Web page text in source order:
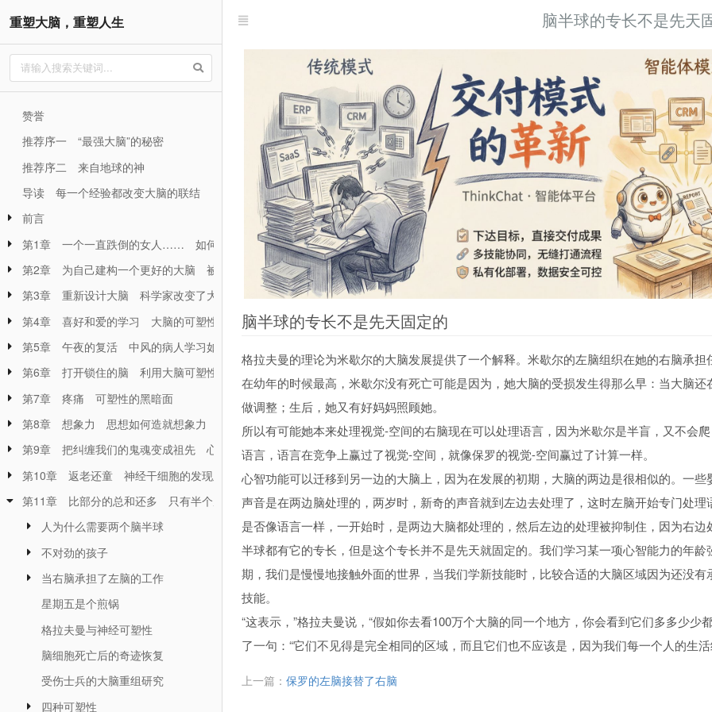
重塑大脑，重塑人生
赞誉
推荐序一 “最强大脑”的秘密
推荐序二 来自地球的神
导读 每一个经验都改变大脑的联结
前言
第1章 一个一直跌倒的女人…… 如何因为人类感官有可塑性的发现而得救
第2章 为自己建构一个更好的大脑 被贴上『智障』标签的女人如何自我疗愈
第3章 重新设计大脑 科学家改变了大脑的知觉、记忆、思考和学习
第4章 喜好和爱的学习 大脑的可塑性教导我们对性的吸引力和爱
第5章 午夜的复活 中风的病人学习如何行动与说话
第6章 打开锁住的脑 利用大脑可塑性停止忧虑、偏执想法、强迫性行为和坏习惯
第7章 疼痛 可塑性的黑暗面
第8章 想象力 思想如何造就想象力
第9章 把纠缠我们的鬼魂变成祖先 心理分析是神经可塑性的疗法
第10章 返老还童 神经干细胞的发现及如何永保大脑的功能
第11章 比部分的总和还多 只有半个脑也可以拥有完整人生的女人
人为什么需要两个脑半球
不对劲的孩子
当右脑承担了左脑的工作
星期五是个煎锅
格拉夫曼与神经可塑性
脑细胞死亡后的奇迹恢复
受伤士兵的大脑重组研究
四种可塑性
脑半球的专长不是先天
脑半球的专长不是先天固定的
格拉夫曼的理论为米歇尔的大脑发展提供了一个解释。米歇尔的左脑组织在她的右脑承
在幼年的时候最高，米歇尔没有死亡可能是因为，她大脑的受损发生得那么早：当大脑
做调整；生后，她又有好妈妈照顾她。
所以有可能她本来处理视觉-空间的右脑现在可以处理语言，因为米歇尔是半盲，又不会
语言，语言在竞争上赢过了视觉-空间，就像保罗的视觉-空间赢过了计算一样。
心智功能可以迁移到另一边的大脑上，因为在发展的初期，大脑的两边是很相似的。一
声音是在两边脑处理的，两岁时，新奇的声音就到左边去处理了，这时左脑开始专门处
是否像语言一样，一开始时，是两边大脑都处理的，然后左边的处理被抑制住，因为右
半球都有它的专长，但是这个专长并不是先天就固定的。我们学习某一项心智能力的年
期，我们是慢慢地接触外面的世界，当我们学新技能时，比较合适的大脑区域因为还没
技能。
“这表示，”格拉夫曼说，“假如你去看100万个大脑的同一个地方，你会看到它们多多少少
了一句：“它们不见得是完全相同的区域，而且它们也不应该是，因为我们每一个人的生
上一篇： 保罗的左脑接替了右脑